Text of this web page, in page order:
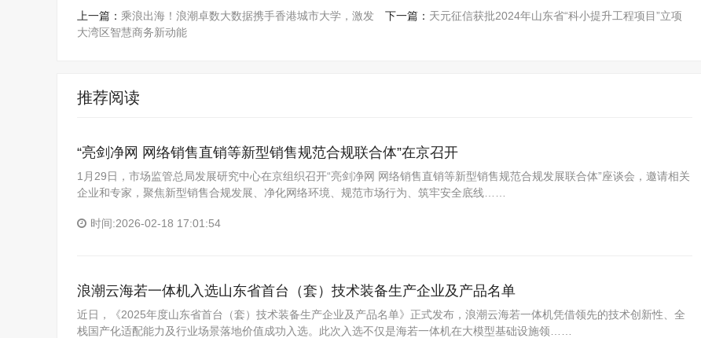
上一篇： 乘浪出海！浪潮卓数大数据携手香港城市大学，激发
大湾区智慧商务新动能
下一篇： 天元征信获批2024年山东省“科小提升工程项目”立项
推荐阅读
“亮剑净网 网络销售直销等新型销售规范合规联合体”在京召开
1月29日，市场监管总局发展研究中心在京组织召开“亮剑净网 网络销售直销等新型销售规范合规发展联合体”座谈会，邀请相关
企业和专家，聚焦新型销售合规发展、净化网络环境、规范市场行为、筑牢安全底线……
时间:2026-02-18 17:01:54
浪潮云海若一体机入选山东省首台（套）技术装备生产企业及产品名单
近日，《2025年度山东省首台（套）技术装备生产企业及产品名单》正式发布，浪潮云海若一体机凭借领先的技术创新性、全
栈国产化适配能力及行业场景落地价值成功入选。此次入选不仅是海若一体机在大模型基础设施领……